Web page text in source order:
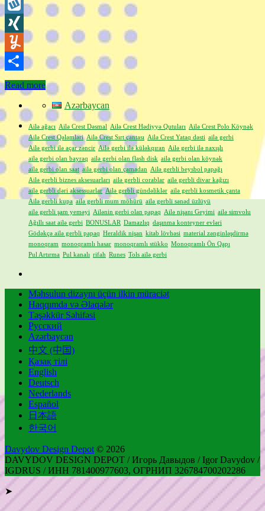
WordPress
Wykop
XING
Yummly
Share
Read more
Azərbaycan
Ailə ağacı Ailə Crest Dəsmal Ailə Crest Hədiyyə Qutuları
Ailə Crest Polo Köynək
Ailə Crest Qələmləri Ailə Crest Sırt çantası Ailə Crest Yataq dəsti ailə gerbi
Ailə gerbi ilə açar zəncir Ailə gerbi ilə küləkqıran
Ailə gerbi ilə naxışlı
ailə gerbi olan bayraq ailə gerbi olan flash disk ailə gerbi olan köynək
ailə gerbi olan saat ailə gerbi olan çamadan
Ailə gerbli beysbol papağı
Ailə gerbli biznes aksesuarları ailə gerbli corablar ailə gerbli divar kağızı
ailə gerbli dəri aksessuarlar Ailə gerbli gündəliklər ailə gerbli kosmetik çanta
Ailə gerbli kupa ailə gerbli mum möhürü ailə gerbli sənəd üzlüyü
ailə gerbli şam yeməyi
Ailənin gerbi olan papaq Ailə nişanı Geyimi ailə simvolu
Ağıllı saat ailə gerbi BONUSLAR Damazlıq daşınma konteyner evləri
Gödəkçə ailə gerbli papaq Heraldik nişan kitab lövhəsi material zənginləşdirmə
monoqram monoqramlı hasar monoqramlı stükko Monoqramlı Ön Qapı
Pul Artırma Pul kanalı rifah Runes Tols ailə gerbi
Məhsulun dizaynı üçün ilkin müraciət
Haqqımda və Əlaqələr
Təşəkkür Səhifəsi
Русский
Azərbaycan
中文 (中国)
Қазақ тілі
English
Deutsch
Nederlands
Español
日本語
한국어
Davydov Design Depot © 2026
DAVYDOV DESIGN DEPOT / Игорь Давыдов / Igor Davydov /
IGDRUS / ИНН 781400977603, ОГРНИП 326784700202286
➤